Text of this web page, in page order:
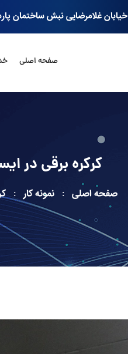
خیابان غلامرضایی نبش ساختمان
صفحه اصلی
کرکره برقی در
صفحه اصلی نمونه کار